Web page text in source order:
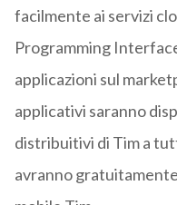
facilmente ai servizi
Programming
applicazioni sul
applicativi saranno
distribuitivi di Tim a
avranno